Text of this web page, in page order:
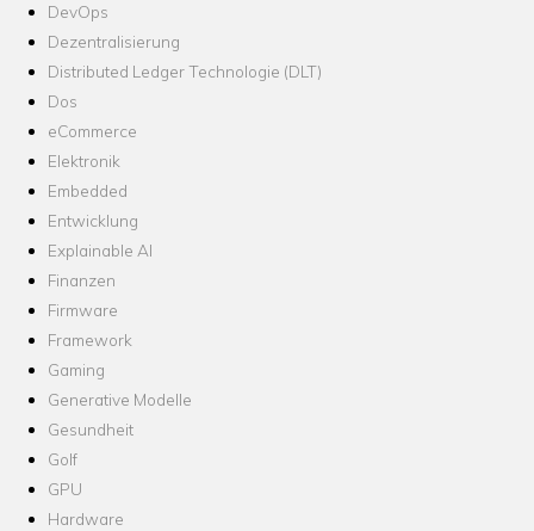
DevOps
Dezentralisierung
Distributed Ledger Technologie (DLT)
Dos
eCommerce
Elektronik
Embedded
Entwicklung
Explainable AI
Finanzen
Firmware
Framework
Gaming
Generative Modelle
Gesundheit
Golf
GPU
Hardware